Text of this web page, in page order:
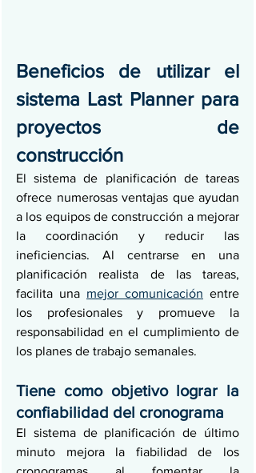
Beneficios de utilizar el
sistema Last Planner para
proyectos de
construcción
El sistema de planificación de tareas
ofrece numerosas ventajas que ayudan
a los equipos de construcción a mejorar
la coordinación y reducir las
ineficiencias. Al centrarse en una
planificación realista de las tareas,
facilita una mejor comunicación entre
los profesionales y promueve la
responsabilidad en el cumplimiento de
los planes de trabajo semanales.
Tiene como objetivo lograr la
confiabilidad del cronograma
El sistema de planificación de último
minuto mejora la fiabilidad de los